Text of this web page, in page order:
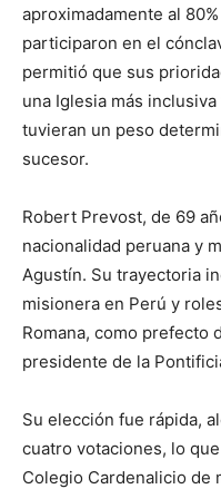
aproximadamente al
participaron en el
permitió que sus
una Iglesia más
tuvieran un peso
sucesor.
Robert Prevost, de 69
nacionalidad peruana y
Agustín. Su trayectoria
misionera en Perú y
Romana, como prefecto
presidente de la
Su elección fue rápida,
cuatro votaciones, lo
Colegio Cardenalicio de